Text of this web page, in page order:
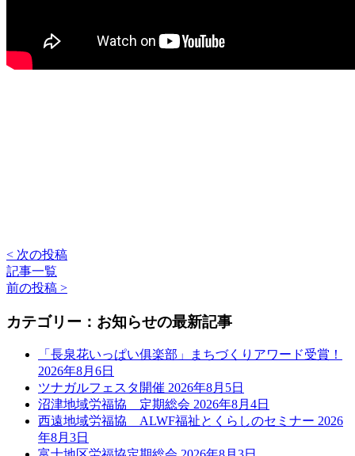
< 次の投稿
記事一覧
前の投稿 >
カテゴリー：お知らせの最新記事
「長泉花いっぱい俱楽部」まちづくりアワード受賞！
2026年8月6日
ツナガルフェスタ開催 2026年8月5日
沼津地域労福協 定期総会 2026年8月4日
西遠地域労福協 ALWF福祉とくらしのセミナー 2026
年8月3日